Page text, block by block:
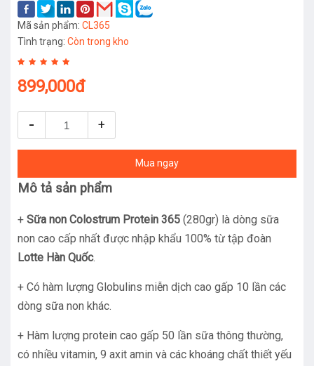
Mã sản phẩm: CL365
Tình trạng: Còn trong kho
899,000đ
- +
Mua ngay
Mô tả sản phẩm
+ Sữa non Colostrum Protein 365 (280gr) là dòng sữa
non cao cấp nhất được nhập khẩu 100% từ tập đoàn
Lotte Hàn Quốc.
+ Có hàm lượng Globulins miễn dịch cao gấp 10 lần các
dòng sữa non khác.
+ Hàm lượng protein cao gấp 50 lần sữa thông thường,
có nhiều vitamin, 9 axit amin và các khoáng chất thiết yếu